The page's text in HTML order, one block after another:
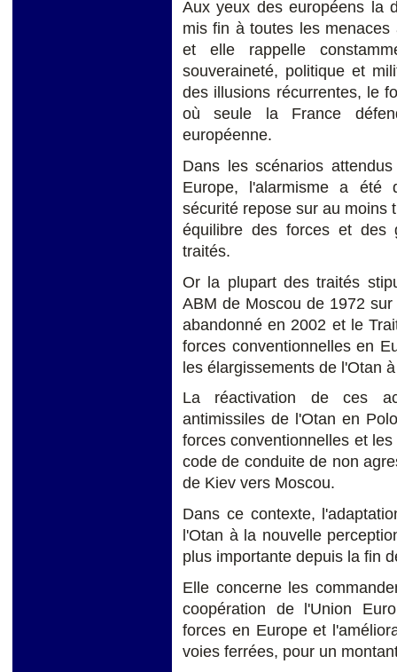
Aux yeux des européens la
mis fin à toutes les
et elle rappelle
souveraineté, politique et
des illusions récurrentes, le
où seule la France
européenne.
Dans les scénarios
Europe, l'alarmisme a été
sécurité repose sur au moins
équilibre des forces et des
traités.
Or la plupart des traités
ABM de Moscou de 1972
abandonné en 2002 et le
forces conventionnelles en
les élargissements de l'Otan
La réactivation de ces
antimissiles de l'Otan en
forces conventionnelles et
code de conduite de non
de Kiev vers Moscou.
Dans ce contexte,
l'Otan à la nouvelle
plus importante depuis la fin
Elle concerne les
coopération de l'Union
forces en Europe et
voies ferrées, pour un